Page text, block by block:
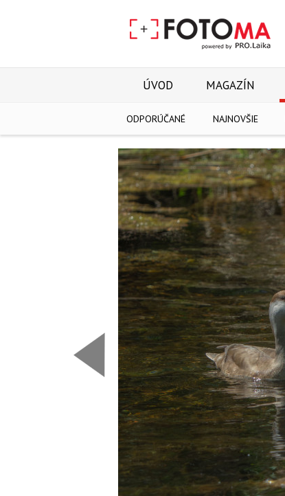
ÚVOD MAGAZÍN
ODPORÚČANÉ NAJNOVŠIE
Predchádzajúca